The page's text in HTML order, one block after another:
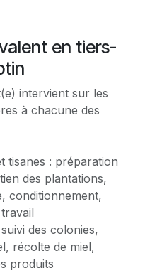
en tiers-
intervient sur les
à chacune des
tisanes : préparation
des plantations,
conditionnement,
des colonies,
récolte de miel,
produits